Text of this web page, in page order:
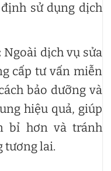
sử dụng dịch
Ngoài dịch vụ sửa
cấp tư vấn miễn
bảo dưỡng và
hiệu quả, giúp
bỉ hơn và tránh
tương lai.